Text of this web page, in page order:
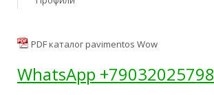
PDF каталог pavimentos Wow
WhatsApp +79032025798